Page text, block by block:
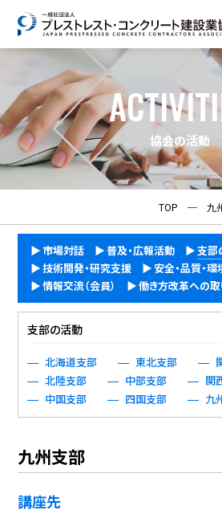
協会の活動
TOP ─ 九
市場対話 普及・広報活動
支部
技術開発・研究支援
安全・品質・
情報交流（会員）
働き方改革への取
支部の活動
北海道支部 東北支部
北陸支部
中部支部
関
中国支部
四国支部 九
九州支部
講座先